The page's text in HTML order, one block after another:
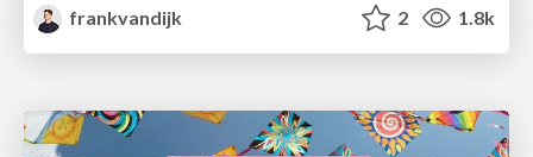
frankvandijk
2 1.8k